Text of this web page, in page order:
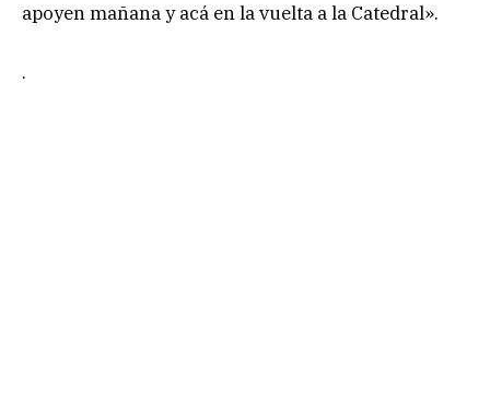
apoyen mañana y acá en la vuelta a la Catedral».
.